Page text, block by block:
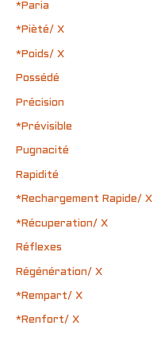
*Paria
*Pièté/ X
*Poids/ X
Possédé
Précision
*Prévisible
Pugnacité
Rapidité
*Rechargement Rapide/ X
*Récuperation/ X
Réflexes
Régénération/ X
*Rempart/ X
*Renfort/ X